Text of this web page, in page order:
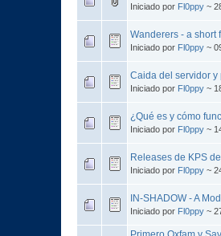
Iniciado por Fl0ppy ~
Wanderers - a short
Iniciado por Fl0ppy ~
Caida del servidor
Iniciado por Fl0ppy ~
¿Qué es y cómo
Iniciado por Fl0ppy ~
Releases de KPS
Iniciado por Fl0ppy ~
IN-SHADOW - A
Iniciado por Fl0ppy ~